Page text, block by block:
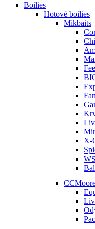
Boilies
Hotové boilies
Mikbaits
X-